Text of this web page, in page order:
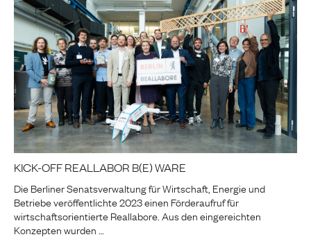
KICK-OFF REALLABOR B(E) WARE
Die Berliner Senatsverwaltung für Wirtschaft, Energie und
Betriebe veröffentlichte 2023 einen Förderaufruf für
wirtschaftsorientierte Reallabore. Aus den eingereichten
Konzepten wurden …